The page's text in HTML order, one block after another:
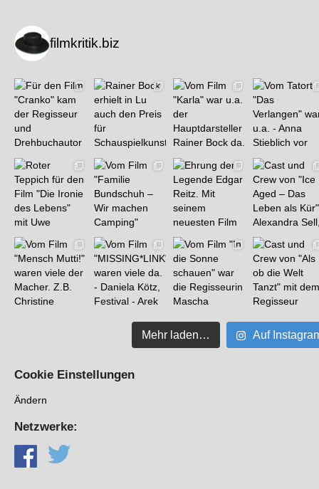
filmkritik.biz
Mehr laden… Auf
Cookie Einstellungen
Ändern
Netzwerke: